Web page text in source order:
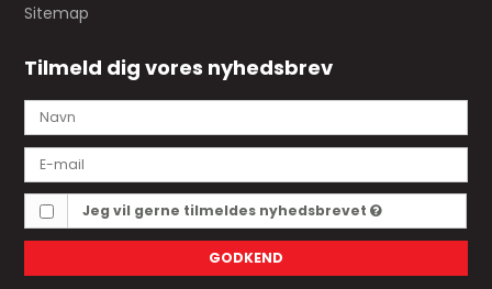
Sitemap
Tilmeld dig vores nyhedsbrev
Jeg vil gerne tilmeldes nyhedsbrevet
GODKEND